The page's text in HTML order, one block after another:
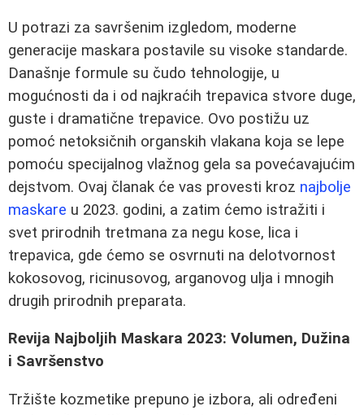
U potrazi za savršenim izgledom, moderne
generacije maskara postavile su visoke standarde.
Današnje formule su čudo tehnologije, u
mogućnosti da i od najkraćih trepavica stvore duge,
guste i dramatične trepavice. Ovo postižu uz
pomoć netoksičnih organskih vlakana koja se lepe
pomoću specijalnog vlažnog gela sa povećavajućim
dejstvom. Ovaj članak će vas provesti kroz najbolje
maskare u 2023. godini, a zatim ćemo istražiti i
svet prirodnih tretmana za negu kose, lica i
trepavica, gde ćemo se osvrnuti na delotvornost
kokosovog, ricinusovog, arganovog ulja i mnogih
drugih prirodnih preparata.
Revija Najboljih Maskara 2023: Volumen, Dužina
i Savršenstvo
Tržište kozmetike prepuno je izbora, ali određeni